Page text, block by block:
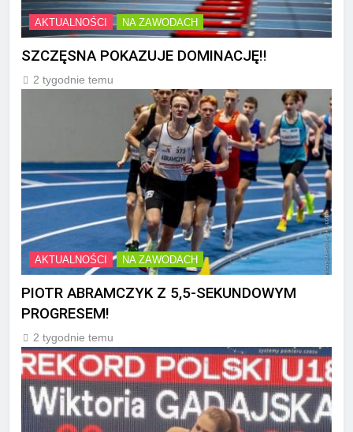
AKTUALNOŚCI NA ZAWODACH
SZCZĘSNA POKAZUJE DOMINACJĘ!!
2 tygodnie temu
AKTUALNOŚCI NA ZAWODACH
PIOTR ABRAMCZYK Z 5,5-SEKUNDOWYM
PROGRESEM!
2 tygodnie temu